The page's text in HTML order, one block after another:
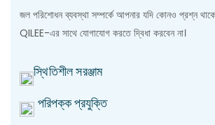
জল পরিশোধন ব্যবস্থা সম্পর্কে আপনার যদি কোনও প্রশ্ন
QILEE-এর সাথে যোগাযোগ করতে দ্বিধা করবেন না।
স্থিতিশীল সরঞ্জাম
পরিপক্ক প্রযুক্তি